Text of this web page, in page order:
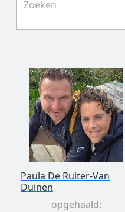
Paula De Ruiter-Van
Duinen
opgehaald: